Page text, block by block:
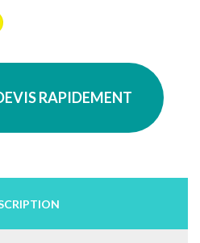
RAPIDEMENT